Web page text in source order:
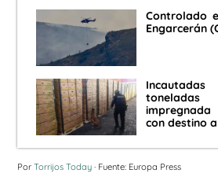
Controlado
Engarcerán
con destino
Por Torrijos Today · Fuente: Europa Press